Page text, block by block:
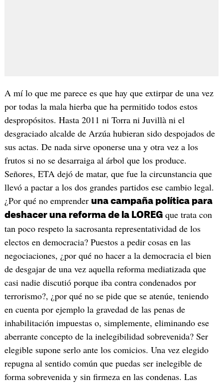
A mí lo que me parece es que hay que extirpar de una vez
por todas la mala hierba que ha permitido todos estos
despropósitos. Hasta 2011 ni Torra ni Juvillà ni el
desgraciado alcalde de Arzúa hubieran sido despojados de
sus actas. De nada sirve oponerse una y otra vez a los
frutos si no se desarraiga al árbol que los produce.
Señores, ETA dejó de matar, que fue la circunstancia que
llevó a pactar a los dos grandes partidos ese cambio legal.
¿Por qué no emprender una campaña política para
deshacer una reforma de la LOREGque trata con
tan poco respeto la sacrosanta representatividad de los
electos en democracia? Puestos a pedir cosas en las
negociaciones, ¿por qué no hacer a la democracia el bien
de desgajar de una vez aquella reforma mediatizada que
casi nadie discutió porque iba contra condenados por
terrorismo?, ¿por qué no se pide que se atenúe, teniendo
en cuenta por ejemplo la gravedad de las penas de
inhabilitación impuestas o, simplemente, eliminando ese
aberrante concepto de la inelegibilidad sobrevenida? Ser
elegible supone serlo ante los comicios. Una vez elegido
repugna al sentido común que puedas ser inelegible de
forma sobrevenida y sin firmeza en las condenas. Las